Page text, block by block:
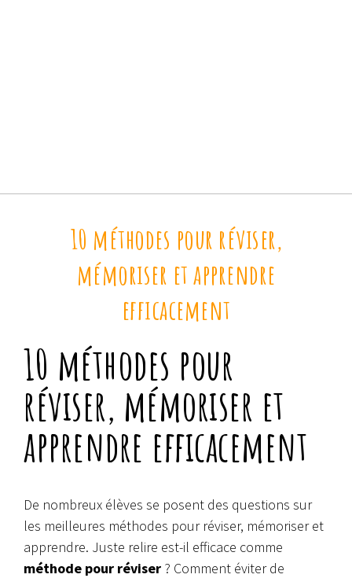
10 méthodes pour réviser,
mémoriser et apprendre
efficacement
10 méthodes pour
réviser, mémoriser et
apprendre efficacement
De nombreux élèves se posent des questions sur
les meilleures méthodes pour réviser, mémoriser et
apprendre. Juste relire est-il efficace comme
méthode pour réviser ? Comment éviter de